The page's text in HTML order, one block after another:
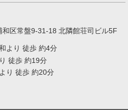
和区常盤9-31-18 北隣館荘司ビル5F
より 徒歩 約4分
徒歩 約19分
り 徒歩 約20分